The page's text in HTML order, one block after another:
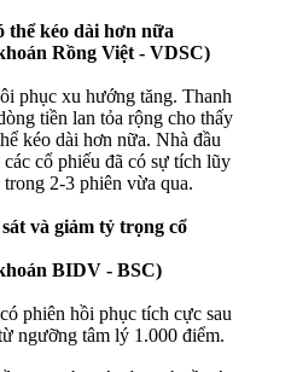
thể kéo dài hơn nữa
Rồng Việt - VDSC)
phục xu hướng tăng. Thanh
tiền lan tỏa rộng cho thấy
kéo dài hơn nữa. Nhà đầu
cổ phiếu đã có sự tích lũy
2-3 phiên vừa qua.
và giảm tỷ trọng cổ
BIDV - BSC)
phiên hồi phục tích cực sau
ngưỡng tâm lý 1.000 điểm.